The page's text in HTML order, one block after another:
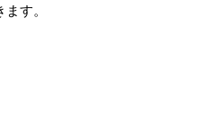
す。